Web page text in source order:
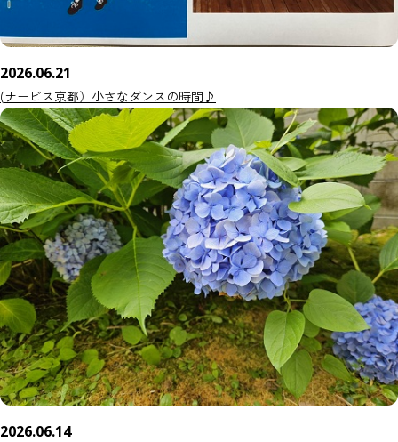
2026.06.21
(ナービス京都）小さなダンスの時間♪
2026.06.14